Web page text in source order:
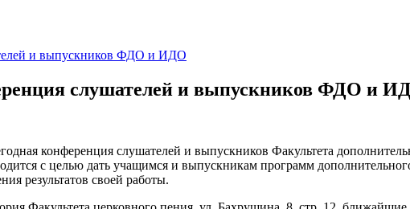
и выпускников ФДО и ИДО
слушателей и выпускников ФДО и
конференция слушателей и выпускников Факультета
с целью дать учащимся и выпускникам программ дополнительного
результатов своей работы.